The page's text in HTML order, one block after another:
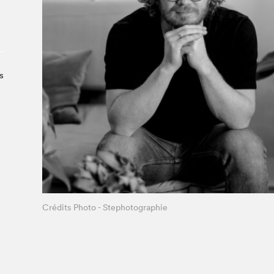
À propos du Salon
Liste des exposant·e·s
Liste des auteur·rice·s
Crédits Photo - Stephotographie